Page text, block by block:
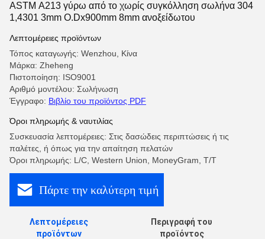
ASTM A213 γύρω από το χωρίς συγκόλληση σωλήνα 304
1,4301 3mm O.Dx900mm 8mm ανοξείδωτου
Λεπτομέρειες προϊόντων
Τόπος καταγωγής: Wenzhou, Κίνα
Μάρκα: Zheheng
Πιστοποίηση: ISO9001
Αριθμό μοντέλου: Σωλήνωση
Έγγραφο: Βιβλίο του προϊόντος PDF
Όροι πληρωμής & ναυτιλίας
Συσκευασία λεπτομέρειες: Στις δασώδεις περιπτώσεις ή τις
παλέτες, ή όπως για την απαίτηση πελατών
Όροι πληρωμής: L/C, Western Union, MoneyGram, T/T
Πάρτε την καλύτερη τιμή
Λεπτομέρειες
προϊόντων
Περιγραφή του
προϊόντος